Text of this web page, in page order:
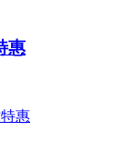
惠